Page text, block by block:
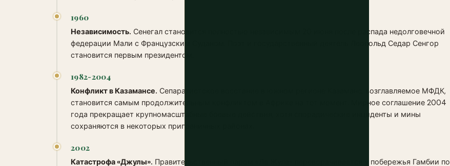
1960
Независимость. Сенегал становится полностью независимым 20 июня после распада недолговечной
федерации Мали с Французским Суданом. Поэт и государственный деятель Леопольд Седар Сенгор
становится первым президентом.
1982-2004
Конфликт в Казамансе. Сепаратистское восстание в южном регионе Казаманс, возглавляемое МФДК,
становится самым продолжительным конфликтом в Африке на тот момент. Мирное соглашение 2004
года прекращает крупномасштабные боевые действия, хотя спорадические инциденты и мины
сохраняются в некоторых приграничных районах.
2002
Катастрофа «Джулы». Правительственный паром «Ле Жула» переворачивается у побережья Гамбии по